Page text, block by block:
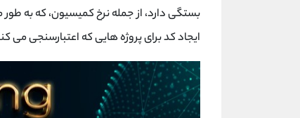
ایجاد کد برای پروژه هایی که اعتبارسنجی می